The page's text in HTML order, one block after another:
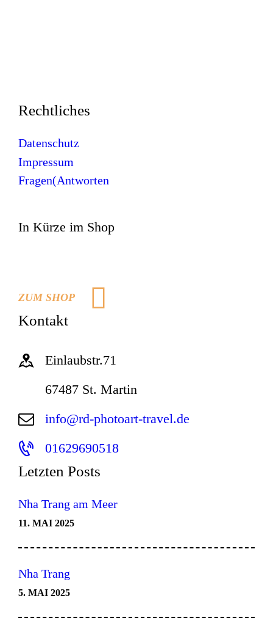
Rechtliches
Datenschutz
Impressum
Fragen(Antworten
In Kürze im Shop
ZUM SHOP
Kontakt
Einlaubstr.71
67487 St. Martin
info@rd-photoart-travel.de
01629690518
Letzten Posts
Nha Trang am Meer
11. MAI 2025
Nha Trang
5. MAI 2025